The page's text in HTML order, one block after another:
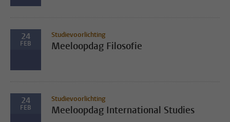
24
FEB
Studievoorlichting
Meeloopdag Filosofie
24
FEB
Studievoorlichting
Meeloopdag International Studies